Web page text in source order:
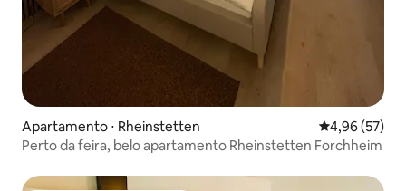
Apartamento ⋅ Rheinstetten 4,96 de uma
4,96 (57)
Perto da feira, belo apartamento Rheinstetten Forchheim